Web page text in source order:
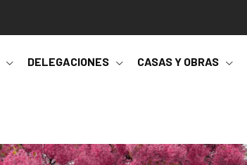
DELEGACIONES CASAS Y OBRAS